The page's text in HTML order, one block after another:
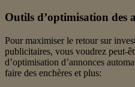
Outils d’optimisation des
Pour maximiser le retour sur
publicitaires, vous voudrez peut-
d’optimisation d’annonces
faire des enchères et plus: